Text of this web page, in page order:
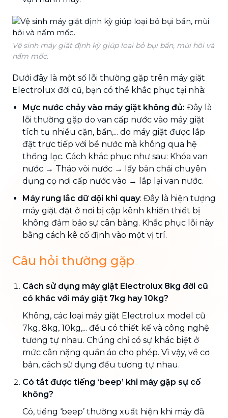
Vệ sinh máy giặt định kỳ giúp loại bỏ bụi bẩn, mùi hôi và
nấm mốc.
Dưới đây là một số lỗi thường gặp trên máy giặt
Electrolux đời cũ, bạn có thể khắc phục tại nhà:
Mực nước chảy vào máy giặt không đủ: Đây là
lỗi thường gặp do van cấp nước vào máy giặt
tích tụ nhiều cặn, bẩn,... do máy giặt được lắp
đặt trực tiếp với bể nước mà không qua hệ
thống lọc. Cách khắc phục như sau: Khóa van
nước → Tháo vòi nước → lấy bàn chải chuyên
dụng cọ nơi cấp nước vào → lắp lại van nước.
Máy rung lắc dữ dội khi quay: Đây là hiện tượng
máy giặt đặt ở nơi bị cập kênh khiến thiết bị
không đảm bảo sự cân bằng. Khắc phục lỗi này
bằng cách kê cố định vào một vị trí.
Câu hỏi thường gặp
Cách sử dụng máy giặt Electrolux 8kg đời cũ
có khác với máy giặt 7kg hay 10kg?
Không, các loại máy giặt Electrolux model cũ
7kg, 8kg, 10kg,... đều có thiết kế và công nghệ
tương tự nhau. Chúng chỉ có sự khác biệt ở
mức cân nặng quần áo cho phép. Vì vậy, về cơ
bản, cách sử dụng đều tương tự nhau.
Có tắt được tiếng ‘beep’ khi máy gặp sự cố
không?
Có, tiếng ‘beep’ thường xuất hiện khi máy đã